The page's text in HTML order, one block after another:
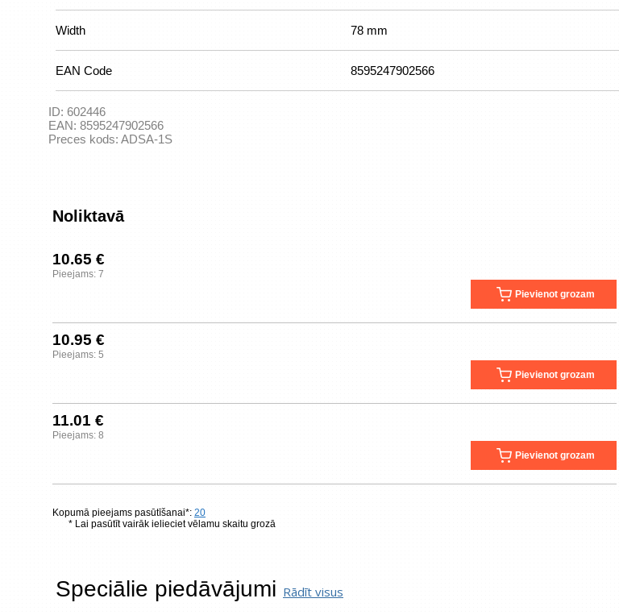
Width 78 mm
EAN Code 8595247902566
ID: 602446
EAN: 8595247902566
Preces kods: ADSA-1S
Noliktavā
10.65 €
Pieejams: 7
Pievienot grozam
10.95 €
Pieejams: 5
Pievienot grozam
11.01 €
Pieejams: 8
Pievienot grozam
Kopumā pieejams pasūtīšanai*: 20
* Lai pasūtīt vairāk ielieciet vēlamu skaitu grozā
Speciālie piedāvājumi Rādīt visus